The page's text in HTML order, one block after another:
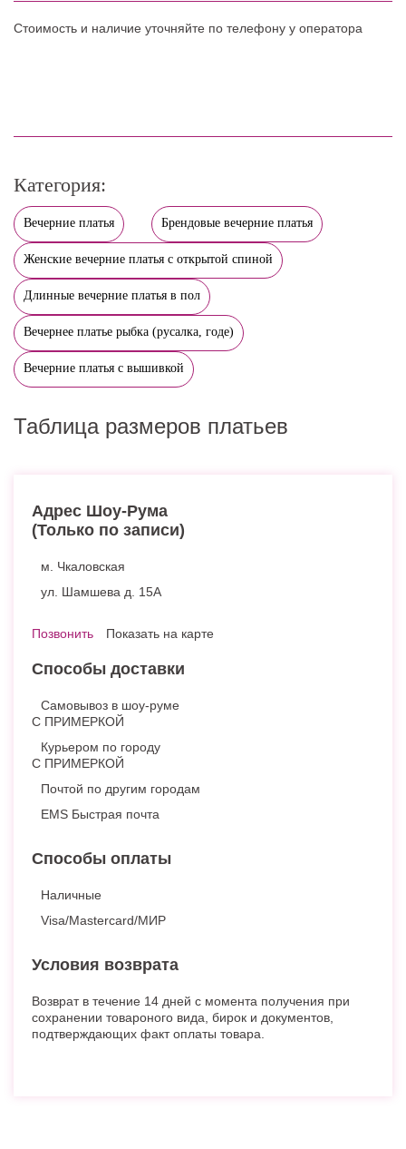
Стоимость и наличие уточняйте по телефону у оператора
Категория:
Вечерние платья Брендовые вечерние платья
Женские вечерние платья с открытой спиной
Длинные вечерние платья в пол
Вечернее платье рыбка (русалка, годе)
Вечерние платья с вышивкой
Таблица размеров платьев
Адрес Шоу-Рума
(Только по записи)
м. Чкаловская
ул. Шамшева д. 15А
Позвонить Показать на карте
Способы доставки
Самовывоз в шоу-руме
С ПРИМЕРКОЙ
Курьером по городу
С ПРИМЕРКОЙ
Почтой по другим городам
EMS Быстрая почта
Способы оплаты
Наличные
Visa/Mastercard/МИР
Условия возврата
Возврат в течение 14 дней с момента получения при
сохранении товароного вида, бирок и документов,
подтверждающих факт оплаты товара.